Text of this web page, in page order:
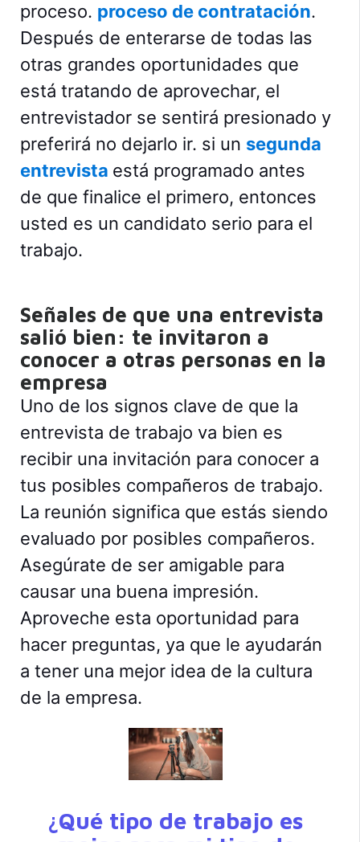
proceso. proceso de contratación.
Después de enterarse de todas las
otras grandes oportunidades que
está tratando de aprovechar, el
entrevistador se sentirá presionado y
preferirá no dejarlo ir. si un segunda
entrevista está programado antes
de que finalice el primero, entonces
usted es un candidato serio para el
trabajo.
Señales de que una entrevista
salió bien: te invitaron a
conocer a otras personas en la
empresa
Uno de los signos clave de que la
entrevista de trabajo va bien es
recibir una invitación para conocer a
tus posibles compañeros de trabajo.
La reunión significa que estás siendo
evaluado por posibles compañeros.
Asegúrate de ser amigable para
causar una buena impresión.
Aproveche esta oportunidad para
hacer preguntas, ya que le ayudarán
a tener una mejor idea de la cultura
de la empresa.
¿Qué tipo de trabajo es